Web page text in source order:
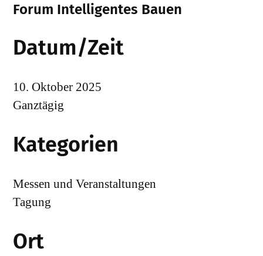
Forum Intelligentes Bauen
Datum/Zeit
10. Oktober 2025
Ganztägig
Kategorien
Messen und Veranstaltungen
Tagung
Ort